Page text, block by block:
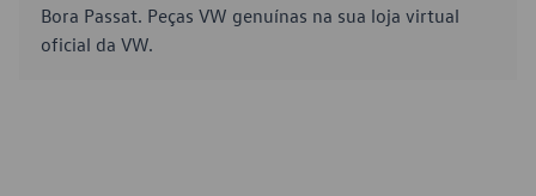
Bora Passat. Peças VW genuínas na sua loja virtual
oficial da VW.